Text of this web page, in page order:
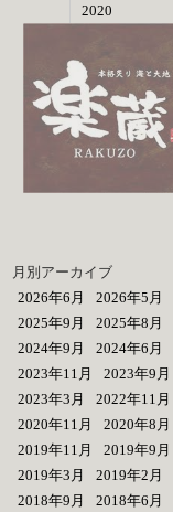
2020
月別アーカイブ
2026年6月
2026年5月
2025年9月
2025年8月
2024年9月
2024年6月
2023年11月
2023年9月
2023年3月
2022年11月
2020年11月
2020年8月
2019年11月
2019年9月
2019年3月
2019年2月
2018年9月
2018年6月